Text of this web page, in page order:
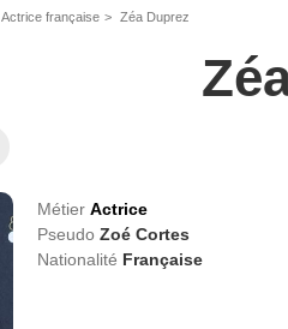
Actrice française Zéa Duprez
Métier Actrice
Pseudo Zoé Cortes
Nationalité Française